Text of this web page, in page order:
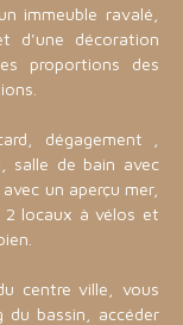
immeuble ravalé,
d'une décoration
proportions des
dégagement ,
salle de bain avec
un aperçu mer,
2 locaux à vélos et
centre ville, vous
du bassin, accéder